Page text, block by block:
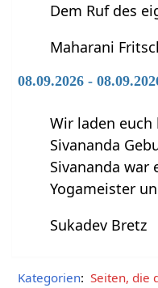
Dem Ruf des
Maharani
08.09.2026 -
Wir laden
Sivananda
Sivananda war
Yogameister
Sukadev Bretz
Kategorien: Seiten, die